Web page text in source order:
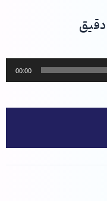
00:00